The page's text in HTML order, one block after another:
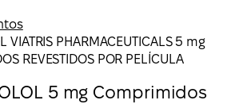
VIATRIS PHARMACEUTICALS 5 mg
REVESTIDOS POR PELÍCULA
5 mg Comprimidos